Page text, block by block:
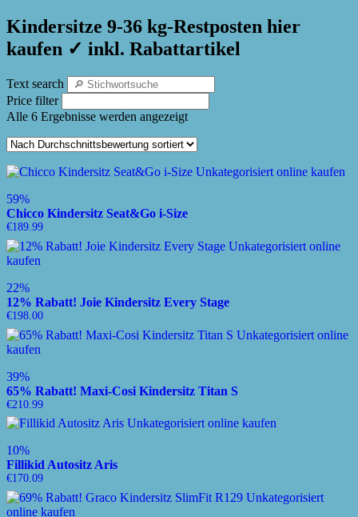
Kindersitze 9-36 kg-Restposten hier
kaufen ✓ inkl. Rabattartikel
Text search
Price filter
Alle 6 Ergebnisse werden angezeigt
sortiert
59%
Chicco Kindersitz Seat&Go i-Size
€189.99
22%
12% Rabatt! Joie Kindersitz Every Stage
€198.00
39%
65% Rabatt! Maxi-Cosi Kindersitz Titan S
€210.99
10%
Fillikid Autositz Aris
€170.09